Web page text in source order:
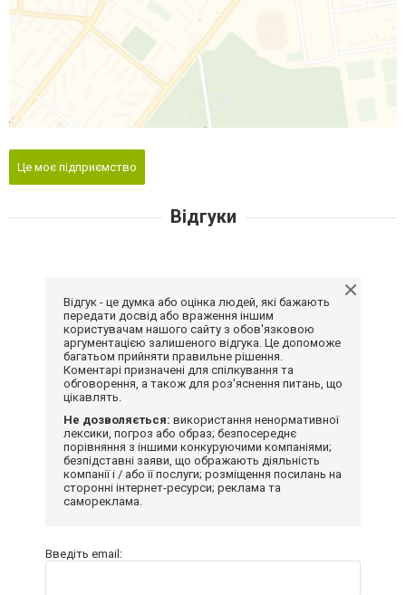
Це моє підприємство
Відгуки
Відгук - це думка або оцінка людей, які бажають
передати досвід або враження іншим
користувачам нашого сайту з обов'язковою
аргументацією залишеного відгука. Це допоможе
багатьом прийняти правильне рішення.
Коментарі призначені для спілкування та
обговорення, а також для роз'яснення питань, що
цікавлять.
Не дозволяється: використання ненормативної
лексики, погроз або образ; безпосереднє
порівняння з іншими конкуруючими компаніями;
безпідставні заяви, що ображають діяльність
компанії і / або її послуги; розміщення посилань на
сторонні інтернет-ресурси; реклама та
самореклама.
Введіть email: